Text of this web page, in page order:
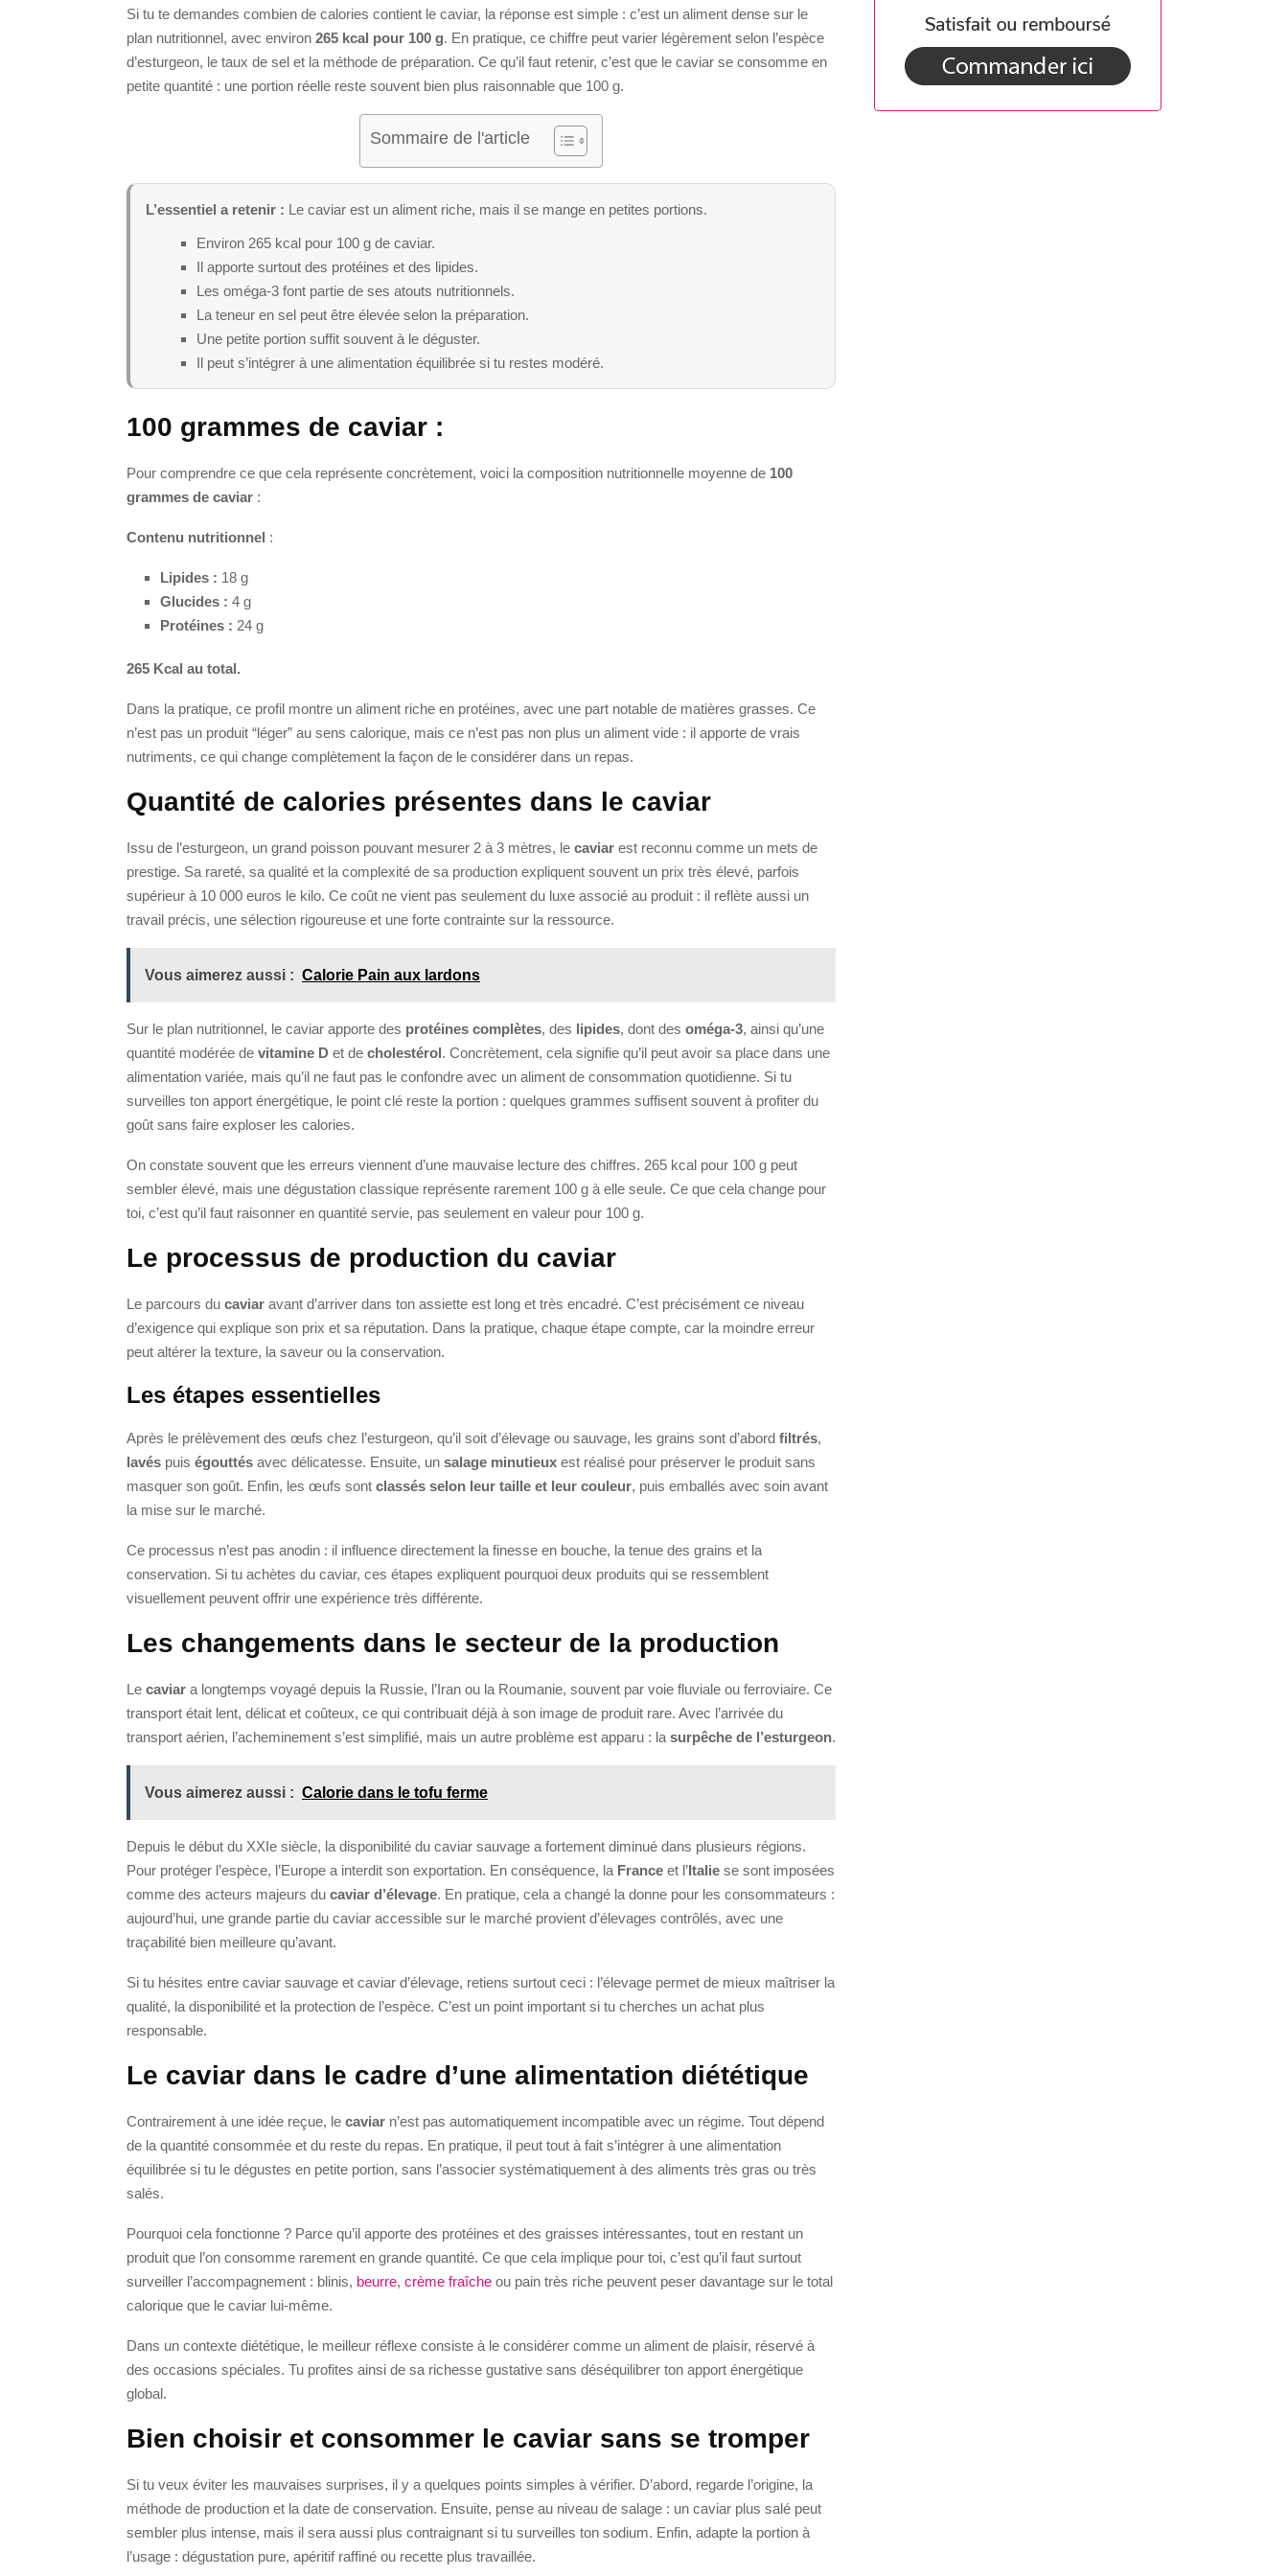
Si tu te demandes combien de calories contient le caviar, la réponse est simple : c’est un aliment dense sur le
plan nutritionnel, avec environ 265 kcal pour 100 g. En pratique, ce chiffre peut varier légèrement selon l’espèce
d’esturgeon, le taux de sel et la méthode de préparation. Ce qu’il faut retenir, c’est que le caviar se consomme en
petite quantité : une portion réelle reste souvent bien plus raisonnable que 100 g.
Sommaire de l'article
L’essentiel a retenir : Le caviar est un aliment riche, mais il se mange en petites portions.
Environ 265 kcal pour 100 g de caviar.
Il apporte surtout des protéines et des lipides.
Les oméga-3 font partie de ses atouts nutritionnels.
La teneur en sel peut être élevée selon la préparation.
Une petite portion suffit souvent à le déguster.
Il peut s’intégrer à une alimentation équilibrée si tu restes modéré.
100 grammes de caviar :
Pour comprendre ce que cela représente concrètement, voici la composition nutritionnelle moyenne de 100
grammes de caviar :
Contenu nutritionnel :
Lipides : 18 g
Glucides : 4 g
Protéines : 24 g
265 Kcal au total.
Dans la pratique, ce profil montre un aliment riche en protéines, avec une part notable de matières grasses. Ce
n’est pas un produit “léger” au sens calorique, mais ce n’est pas non plus un aliment vide : il apporte de vrais
nutriments, ce qui change complètement la façon de le considérer dans un repas.
Quantité de calories présentes dans le caviar
Issu de l’esturgeon, un grand poisson pouvant mesurer 2 à 3 mètres, le caviar est reconnu comme un mets de
prestige. Sa rareté, sa qualité et la complexité de sa production expliquent souvent un prix très élevé, parfois
supérieur à 10 000 euros le kilo. Ce coût ne vient pas seulement du luxe associé au produit : il reflète aussi un
travail précis, une sélection rigoureuse et une forte contrainte sur la ressource.
Vous aimerez aussi : Calorie Pain aux lardons
Sur le plan nutritionnel, le caviar apporte des protéines complètes, des lipides, dont des oméga-3, ainsi qu’une
quantité modérée de vitamine D et de cholestérol. Concrètement, cela signifie qu’il peut avoir sa place dans une
alimentation variée, mais qu’il ne faut pas le confondre avec un aliment de consommation quotidienne. Si tu
surveilles ton apport énergétique, le point clé reste la portion : quelques grammes suffisent souvent à profiter du
goût sans faire exploser les calories.
On constate souvent que les erreurs viennent d’une mauvaise lecture des chiffres. 265 kcal pour 100 g peut
sembler élevé, mais une dégustation classique représente rarement 100 g à elle seule. Ce que cela change pour
toi, c’est qu’il faut raisonner en quantité servie, pas seulement en valeur pour 100 g.
Le processus de production du caviar
Le parcours du caviar avant d’arriver dans ton assiette est long et très encadré. C’est précisément ce niveau
d’exigence qui explique son prix et sa réputation. Dans la pratique, chaque étape compte, car la moindre erreur
peut altérer la texture, la saveur ou la conservation.
Les étapes essentielles
Après le prélèvement des œufs chez l’esturgeon, qu’il soit d’élevage ou sauvage, les grains sont d’abord filtrés,
lavés puis égouttés avec délicatesse. Ensuite, un salage minutieux est réalisé pour préserver le produit sans
masquer son goût. Enfin, les œufs sont classés selon leur taille et leur couleur, puis emballés avec soin avant
la mise sur le marché.
Ce processus n’est pas anodin : il influence directement la finesse en bouche, la tenue des grains et la
conservation. Si tu achètes du caviar, ces étapes expliquent pourquoi deux produits qui se ressemblent
visuellement peuvent offrir une expérience très différente.
Les changements dans le secteur de la production
Le caviar a longtemps voyagé depuis la Russie, l’Iran ou la Roumanie, souvent par voie fluviale ou ferroviaire. Ce
transport était lent, délicat et coûteux, ce qui contribuait déjà à son image de produit rare. Avec l’arrivée du
transport aérien, l’acheminement s’est simplifié, mais un autre problème est apparu : la surpêche de l’esturgeon.
Vous aimerez aussi : Calorie dans le tofu ferme
Depuis le début du XXIe siècle, la disponibilité du caviar sauvage a fortement diminué dans plusieurs régions.
Pour protéger l’espèce, l’Europe a interdit son exportation. En conséquence, la France et l’Italie se sont imposées
comme des acteurs majeurs du caviar d’élevage. En pratique, cela a changé la donne pour les consommateurs :
aujourd’hui, une grande partie du caviar accessible sur le marché provient d’élevages contrôlés, avec une
traçabilité bien meilleure qu’avant.
Si tu hésites entre caviar sauvage et caviar d’élevage, retiens surtout ceci : l’élevage permet de mieux maîtriser la
qualité, la disponibilité et la protection de l’espèce. C’est un point important si tu cherches un achat plus
responsable.
Le caviar dans le cadre d’une alimentation diététique
Contrairement à une idée reçue, le caviar n’est pas automatiquement incompatible avec un régime. Tout dépend
de la quantité consommée et du reste du repas. En pratique, il peut tout à fait s’intégrer à une alimentation
équilibrée si tu le dégustes en petite portion, sans l’associer systématiquement à des aliments très gras ou très
salés.
Pourquoi cela fonctionne ? Parce qu’il apporte des protéines et des graisses intéressantes, tout en restant un
produit que l’on consomme rarement en grande quantité. Ce que cela implique pour toi, c’est qu’il faut surtout
surveiller l’accompagnement : blinis, beurre, crème fraîche ou pain très riche peuvent peser davantage sur le total
calorique que le caviar lui-même.
Dans un contexte diététique, le meilleur réflexe consiste à le considérer comme un aliment de plaisir, réservé à
des occasions spéciales. Tu profites ainsi de sa richesse gustative sans déséquilibrer ton apport énergétique
global.
Bien choisir et consommer le caviar sans se tromper
Si tu veux éviter les mauvaises surprises, il y a quelques points simples à vérifier. D’abord, regarde l’origine, la
méthode de production et la date de conservation. Ensuite, pense au niveau de salage : un caviar plus salé peut
sembler plus intense, mais il sera aussi plus contraignant si tu surveilles ton sodium. Enfin, adapte la portion à
l’usage : dégustation pure, apéritif raffiné ou recette plus travaillée.